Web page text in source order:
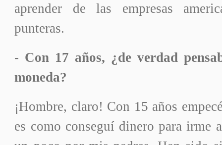
aprender de las empresas
punteras.
- Con 17 años, ¿de verdad
moneda?
¡Hombre, claro! Con 15 años
es como conseguí dinero para irme